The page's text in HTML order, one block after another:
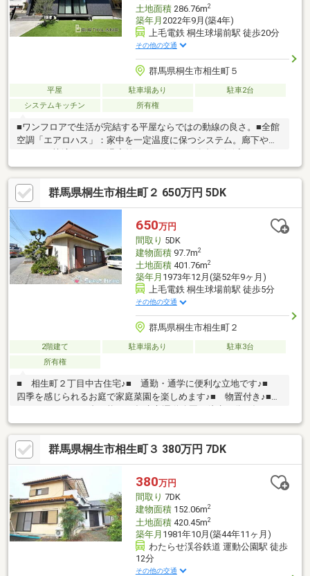
土地面積286.76m2
築年月 2022年9月(築4年)
上毛電鉄 桐生球場前駅 徒歩20分
その他の交通
群馬県桐生市相生町５
平屋 駐車場あり
駐車2台
システムキッチン
所有権
■ワンフロアで生活が完結する平屋ならではの動線の良さ。■全館
空調「エアロハス」：家中を一定温度に保つシステム。廊下やト
HEPAフィルターで空気も常にクリーンです。■圧倒的な省エネ性
能：太陽光パネル×オール電化に加え、アルゴンガス入りLow-Eガ
ラスが熱を逃さず、平屋の広い屋根効率を最大限に活かした家計
に優しい設計です。■人工芝がある庭：クッション性が高いた
め、小さなお子様やペットが転んでも安心です。土汚れの心配も
なく、夏場はビニールプール、秋はBBQなど、リビングとフラッ
トに繋がる「アウトドアリビング」として活躍します。
群馬県桐生市相生町２ 650万円 5DK
650万円
間取り 5DK
建物面積97.7m2
土地面積401.76m2
築年月 1973年12月(築52年9ヶ月)
上毛電鉄 桐生球場前駅 徒歩5分
その他の交通
群馬県桐生市相生町２
2階建て 駐車場あり
駐車3台
所有権
■ 相生町２丁目中古住宅♪■ 通勤・通学に便利な立地です♪■
四季を感じられるお庭で家庭菜園を楽しめます♪■ 物置付き♪■
散歩コースにお勧めです♪※ 現在居住中の為、内覧の際はご予約
をお願い致します。＊☆＊ーー Ｌｉｆｅ Ｉｎｆｏｒｍａｔｉ
ｏｎ ーー＊☆＊□ 相生小学校まで徒歩１４分♪□ 相生中学校
まで徒歩２２分♪□ 相生保育園まで徒歩９分♪□ カスミまで徒歩
１５分♪□ ローソンまで徒歩１２分♪□ スギ薬局まで徒歩１１分
群馬県桐生市相生町３ 380万円 7DK
380万円
間取り 7DK
建物面積152.06m2
土地面積420.45m2
築年月 1981年10月(築44年11ヶ月)
わたらせ渓谷鉄道 運動公園駅 徒歩
12分
その他の交通